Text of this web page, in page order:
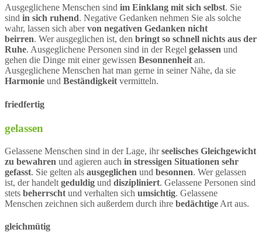
Ausgeglichene Menschen sind im Einklang mit sich selbst. Sie
sind in sich ruhend. Negative Gedanken nehmen Sie als solche
wahr, lassen sich abervon negativen Gedanken nicht
beirren. Wer ausgeglichen ist, den bringt so schnell nichts aus der
Ruhe. Ausgeglichene Personen sind in der Regel gelassen und
gehen die Dinge mit einer gewissen Besonnenheit an.
Ausgeglichene Menschen hat man gerne in seiner Nähe, da sie
Harmonie und Beständigkeit vermitteln.
friedfertig
gelassen
Gelassene Menschen sind in der Lage, ihrseelisches Gleichgewicht
zu bewahren und agieren auch in stressigen Situationen sehr
gefasst. Sie gelten als ausgeglichen und besonnen. Wer gelassen
ist, der handelt geduldig und diszipliniert. Gelassene Personen sind
stets beherrscht und verhalten sich umsichtig. Gelassene
Menschen zeichnen sich außerdem durch ihre bedächtige Art aus.
gleichmütig